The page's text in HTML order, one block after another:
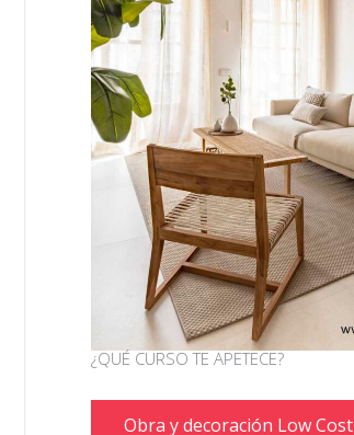
¿QUÉ CURSO TE APETECE?
Obra y decoración Low Cost